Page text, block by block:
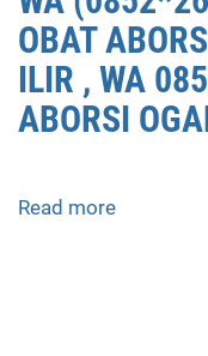
OBAT
ILIR , WA
ABORSI
Read more